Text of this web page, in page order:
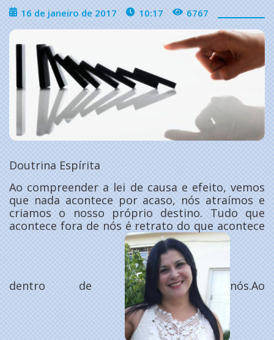
16 de janeiro de 2017 10:17 6767
Doutrina Espírita
Ao compreender a lei de causa e efeito, vemos
que nada acontece por acaso, nós atraímos e
criamos o nosso próprio destino. Tudo que
acontece fora de nós é retrato do que acontece
dentro de nós.Ao